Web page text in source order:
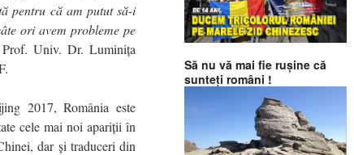
pentru că am putut să-i
ori avem probleme pe
Univ. Dr. Luminița
2017, România este
cele mai noi apariții în
dar și traduceri din
Să nu vă mai fie ruşine că
sunteţi români !